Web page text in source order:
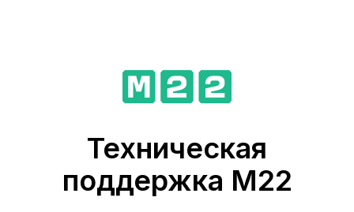
Техническая
поддержка M22